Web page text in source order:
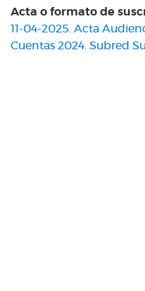
Acta o formato de
11-04-2025. Acta
Cuentas 2024. Subred